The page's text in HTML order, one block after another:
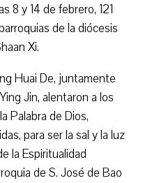
8 y 14 de febrero, 121
de la diócesis
Xi.
Huai De, juntamente
Jin, alentaron a los
Palabra de Dios,
para ser la sal y la luz
la Espiritualidad
de S. José de Bao